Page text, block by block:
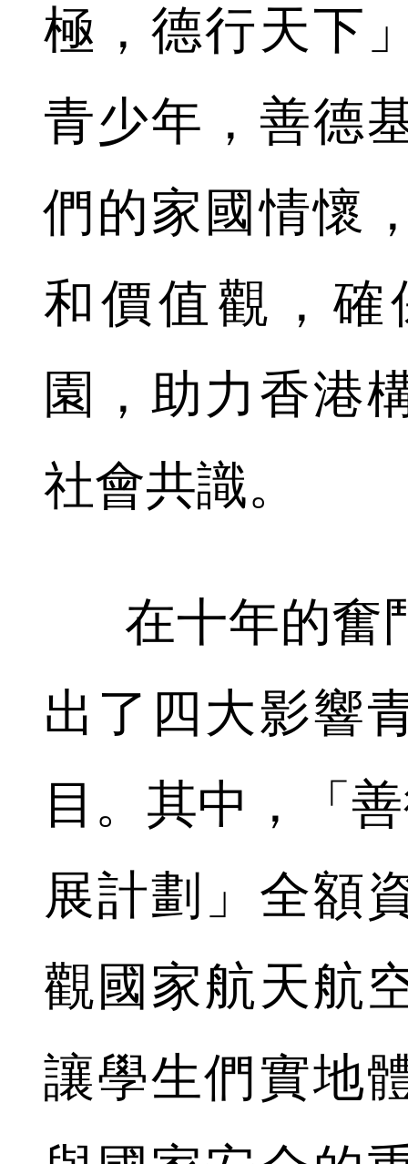
極，德行天下
青少年，善德
們的家國情懷
和價值觀，確
園，助力香港
社會共識。
在十年的奮
出了四大影響
目。其中，「
展計劃」全額
觀國家航天航
讓學生們實地